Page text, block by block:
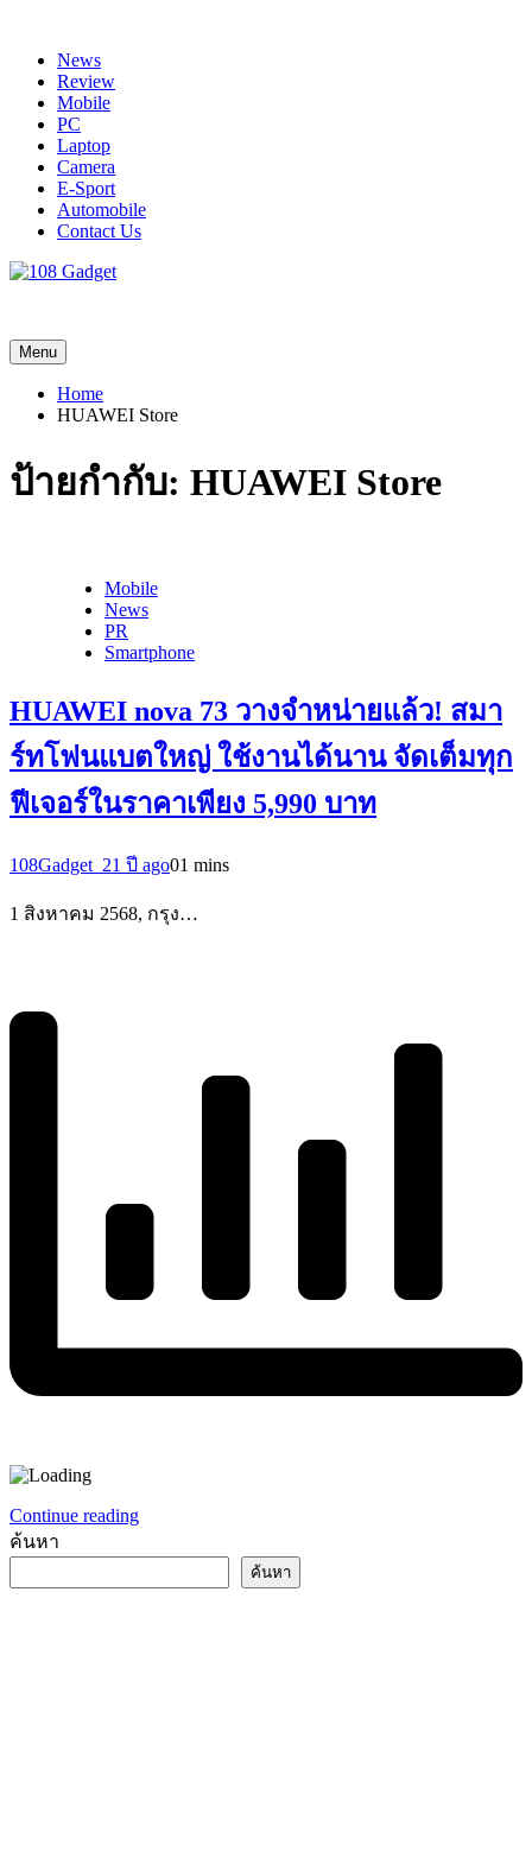
contentNews
Review
Mobile
PC
Laptop
Camera
E-Sport
Automobile
Contact Us
Menu
Home
HUAWEI Store
ป้ายกำกับ: HUAWEI Store
Mobile
News
PR
Smartphone
HUAWEI nova 73 วางจำหน่ายแล้ว! สมา
ร์ทโฟนแบตใหญ่ ใช้งานได้นาน จัดเต็มทุก
ฟีเจอร์ในราคาเพียง 5,990 บาท
108Gadget_21 ปี ago01 mins
1 สิงหาคม 2568, กรุง…
Continue reading
ค้นหา
ค้นหา